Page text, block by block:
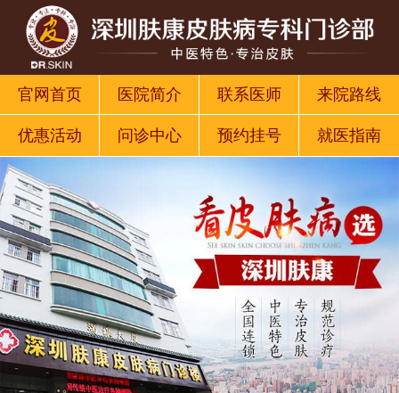
官网首页 医院简介 联系医师 来院路线
优惠活动 问诊中心 预约挂号 就医指南